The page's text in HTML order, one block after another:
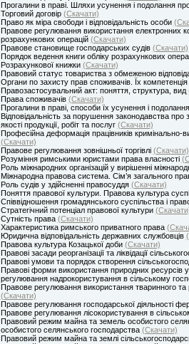
Прогалини в праві. Шляхи усунення і подолання
Торговий договір (Скачати)
Право як міра свободи і відповідальність особи
Правове регулювання використання електронних
розрахункових операцій (Скачати)
Правове становище господарських судів (Скачати)
Порядок ведення книги обліку розрахункових
Розрахункової книжки (Скачати)
Правовий статус товариства з обмеженою
Органи по захисту прав споживачів. Їх компетенція
Правозастосувальний акт: поняття, структура, вид
Права споживачів (Скачати)
Прогалини в праві, способи їх усунення і подолання
Відповідальність за порушення законодавства
якості продукції, робіт та послуг (Скачати)
Професійна деформація працівників кримінально-
(Скачати)
Правове регулювання зовнішньої торгівлі (Скачати)
Розуміння римськими юристами права власності
Роль міжнародних організацій у вирішенні
Міжнародна правова система. Сім’я загального
Роль судів у здійсненні правосуддя (Скачати)
Поняття правової культури. Правова культура
Співвідношення громадянського суспільства і
Стратегічний потенціал правової культури
Сутність права (Скачати)
Характеристика римського приватного права
Юридична відповідальність державних службовців
Правова культура Козацької доби (Скачати)
Правові засади реорганізації та ліквідації
Правові умови та порядок створення
Правові форми використання природних ресурсів
регулювання надрокористування в сільському
Правове регулювання використання тваринного та
(Скачати)
Правове регулювання господарської діяльності
Правове регулювання лісокористування в
Правовий режим майна та земель особистого
особистого селянського господарства (Скачати)
Правовий режим майна та землі